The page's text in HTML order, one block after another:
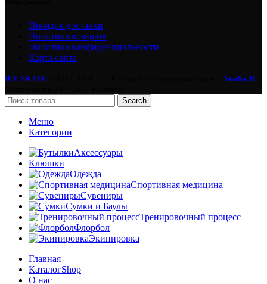
Порядок доставки
Политика возврата
Политика конфиденциальности
Карта сайта
ICE-SKATE
Studio AI
Search
Меню
Категории
Аксессуары
Клюшки
Одежда
Спортивная медицина
Сувениры
Сумки и Баулы
Тренировочный процесс
Флорбол
Экипировка
Главная
КаталогShop
О нас